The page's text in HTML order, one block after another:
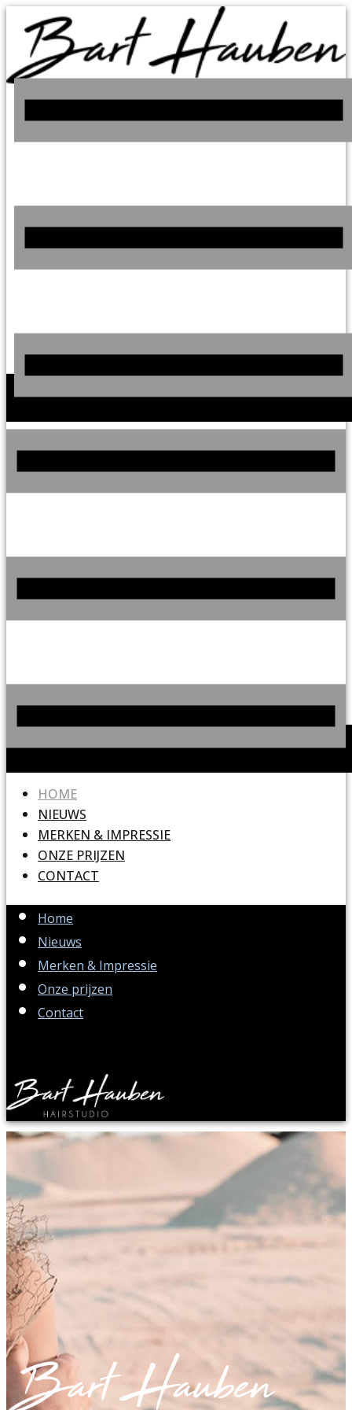
HOME
NIEUWS
MERKEN & IMPRESSIE
ONZE PRIJZEN
CONTACT
Home
Nieuws
Merken & Impressie
Onze prijzen
Contact